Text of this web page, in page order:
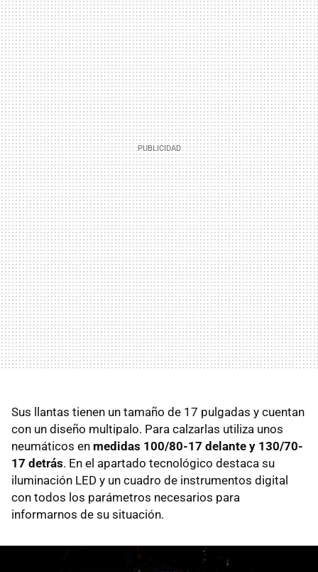
Sus llantas tienen un tamaño de 17 pulgadas y cuentan
con un diseño multipalo. Para calzarlas utiliza unos
neumáticos en medidas 100/80-17 delante y 130/70-
17 detrás. En el apartado tecnológico destaca su
iluminación LED y un cuadro de instrumentos digital
con todos los parámetros necesarios para
informarnos de su situación.